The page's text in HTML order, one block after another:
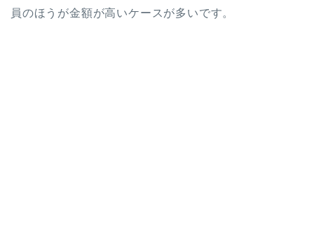
員のほうが金額が高いケースが多いです。